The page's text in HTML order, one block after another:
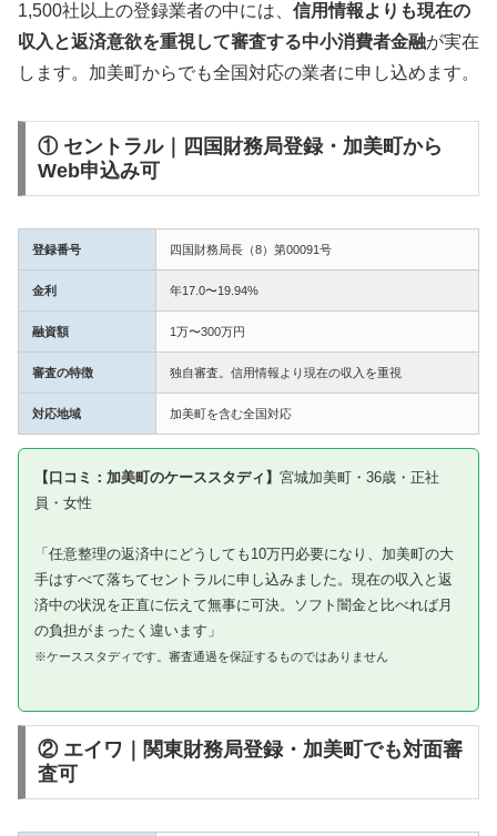
1,500社以上の登録業者の中には、 信用情報よりも現在の
収入と返済意欲を重視して審査する中小消費者金融が実在
します。加美町からでも全国対応の業者に申し込めます。
① セントラル｜四国財務局登録・加美町から
Web申込み可
登録番号 四国財務局長（8）第00091号
金利 年17.0〜19.94%
融資額 1万〜300万円
審査の特徴 独自審査。信用情報より現在の収入を重視
対応地域 加美町を含む全国対応
【口コミ：加美町のケーススタディ】 宮城加美町・36歳・正社
員・女性
「任意整理の返済中にどうしても10万円必要になり、加美町の大
手はすべて落ちてセントラルに申し込みました。現在の収入と返
済中の状況を正直に伝えて無事に可決。ソフト闇金と比べれば月
の負担がまったく違います」
※ケーススタディです。審査通過を保証するものではありません
② エイワ｜関東財務局登録・加美町でも対面審
査可